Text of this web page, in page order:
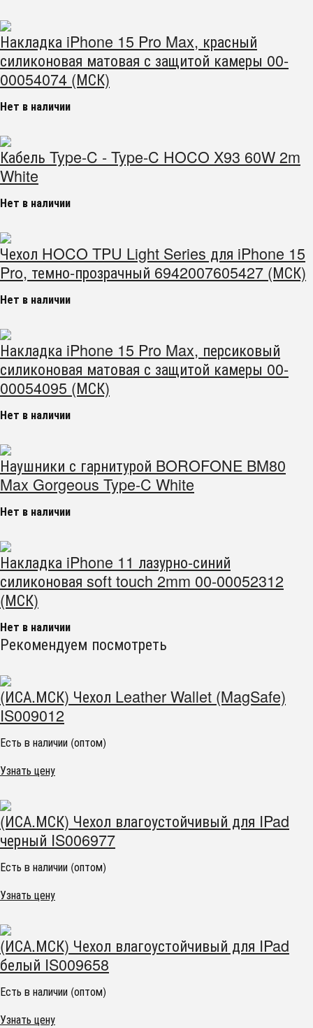
Накладка iPhone 15 Pro Max, красный
силиконовая матовая с защитой камеры 00-
00054074 (МСК)
Нет в наличии
Кабель Type-C - Type-C HOCO X93 60W 2m
White
Нет в наличии
Чехол HOCO TPU Light Series для iPhone 15
Pro, темно-прозрачный 6942007605427 (МСК)
Нет в наличии
Накладка iPhone 15 Pro Max, персиковый
силиконовая матовая с защитой камеры 00-
00054095 (МСК)
Нет в наличии
Наушники с гарнитурой BOROFONE BM80
Max Gorgeous Type-C White
Нет в наличии
Накладка iPhone 11 лазурно-синий
силиконовая soft touch 2mm 00-00052312
(МСК)
Нет в наличии
Рекомендуем посмотреть
(ИСА.МСК) Чехол Leather Wallet (MagSafe)
IS009012
Есть в наличии (оптом)
Узнать цену
(ИСА.МСК) Чехол влагоустойчивый для IPad
черный IS006977
Есть в наличии (оптом)
Узнать цену
(ИСА.МСК) Чехол влагоустойчивый для IPad
белый IS009658
Есть в наличии (оптом)
Узнать цену